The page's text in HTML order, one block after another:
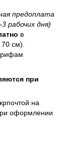
предоплата
рабочих дня)
в
70 см).
при
на
оформлении